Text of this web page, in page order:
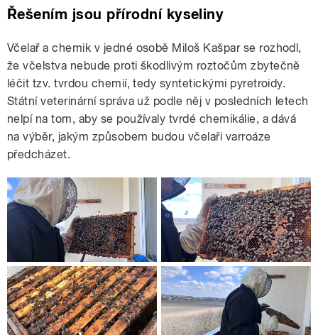
Řešením jsou přírodní kyseliny
Včelař a chemik v jedné osobě Miloš Kašpar se rozhodl,
že včelstva nebude proti škodlivým roztočům zbytečně
léčit tzv. tvrdou chemií, tedy syntetickými pyretroidy.
Státní veterinární správa už podle něj v posledních letech
nelpí na tom, aby se používaly tvrdé chemikálie, a dává
na výběr, jakým způsobem budou včelaři varroáze
předcházet.